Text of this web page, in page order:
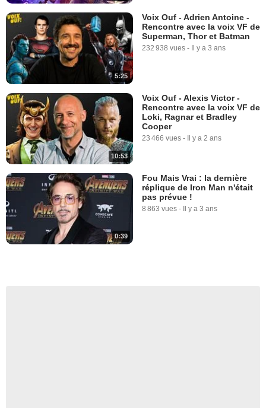
5:25
Voix Ouf - Adrien Antoine -
Rencontre avec la voix VF de
Superman, Thor et Batman
232 938 vues - Il y a 3 ans
10:53
Voix Ouf - Alexis Victor -
Rencontre avec la voix VF de
Loki, Ragnar et Bradley
Cooper
23 466 vues - Il y a 2 ans
0:39
Fou Mais Vrai : la dernière
réplique de Iron Man n'était
pas prévue !
8 863 vues - Il y a 3 ans